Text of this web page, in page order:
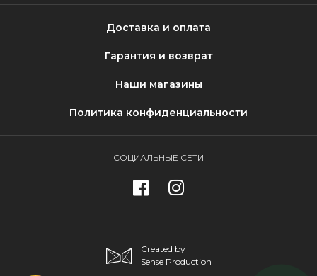
Доставка и оплата
Гарантия и возврат
Наши магазины
Политика конфиденциальности
СОЦИАЛЬНЫЕ СЕТИ
Created by
Sense Production